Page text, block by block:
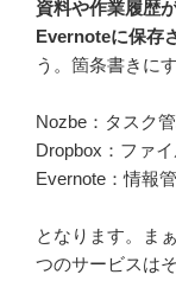
資料や作業履歴
Evernoteに保存
う。箇条書きに
Nozbe：タスク
Dropbox：ファ
Evernote：情報
となります。ま
つのサービスは